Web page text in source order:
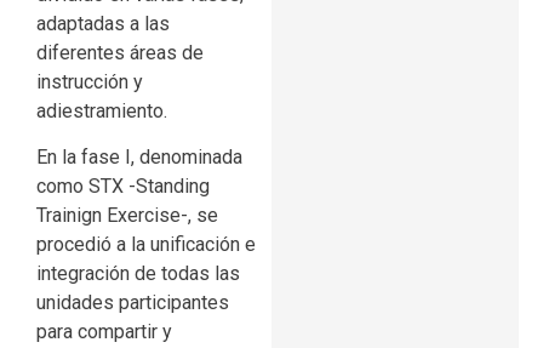
adaptadas a las
diferentes áreas de
instrucción y
adiestramiento.
En la fase I, denominada
como STX -Standing
Trainign Exercise-, se
procedió a la unificación e
integración de todas las
unidades participantes
para compartir y